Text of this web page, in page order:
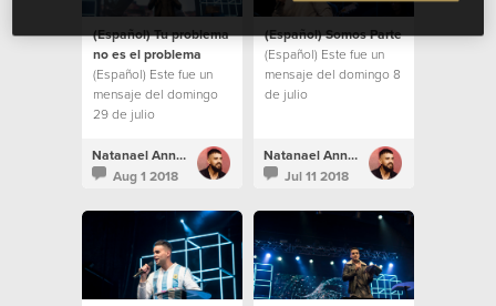
(Español) Tu problema
no es el problema
(Español) Este fue un
mensaje del domingo
29 de julio
Natanael Annacondia
Aug 1 2018
(Español) Somos Parte
(Español) Este fue un
mensaje del domingo 8
de julio
Natanael Annacondia
Jul 11 2018